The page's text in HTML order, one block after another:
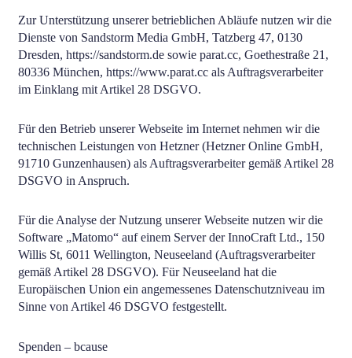
Zur Unterstützung unserer betrieblichen Abläufe nutzen wir die
Dienste von Sandstorm Media GmbH, Tatzberg 47, 0130
Dresden, https://sandstorm.de sowie parat.cc, Goethestraße 21,
80336 München, https://www.parat.cc als Auftragsverarbeiter
im Einklang mit Artikel 28 DSGVO.
Für den Betrieb unserer Webseite im Internet nehmen wir die
technischen Leistungen von Hetzner (Hetzner Online GmbH,
91710 Gunzenhausen) als Auftragsverarbeiter gemäß Artikel 28
DSGVO in Anspruch.
Für die Analyse der Nutzung unserer Webseite nutzen wir die
Software „Matomo“ auf einem Server der InnoCraft Ltd., 150
Willis St, 6011 Wellington, Neuseeland (Auftragsverarbeiter
gemäß Artikel 28 DSGVO). Für Neuseeland hat die
Europäischen Union ein angemessenes Datenschutzniveau im
Sinne von Artikel 46 DSGVO festgestellt.
Spenden – bcause